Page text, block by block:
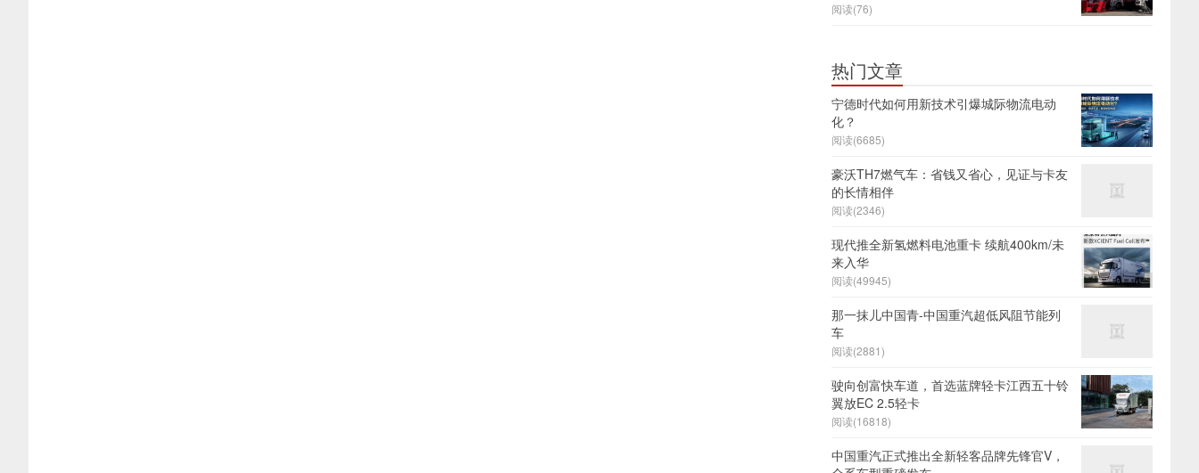
阅读(76)
热门文章
宁德时代如何用新技术引爆城际物流电动
化？
阅读(6685)
豪沃TH7燃气车：省钱又省心，见证与卡友
的长情相伴
阅读(2346)
现代推全新氢燃料电池重卡 续航400km/未
来入华
阅读(49945)
那一抹儿中国青-中国重汽超低风阻节能列
车
阅读(2881)
驶向创富快车道，首选蓝牌轻卡江西五十铃
翼放EC 2.5轻卡
阅读(16818)
中国重汽正式推出全新轻客品牌先锋官V，